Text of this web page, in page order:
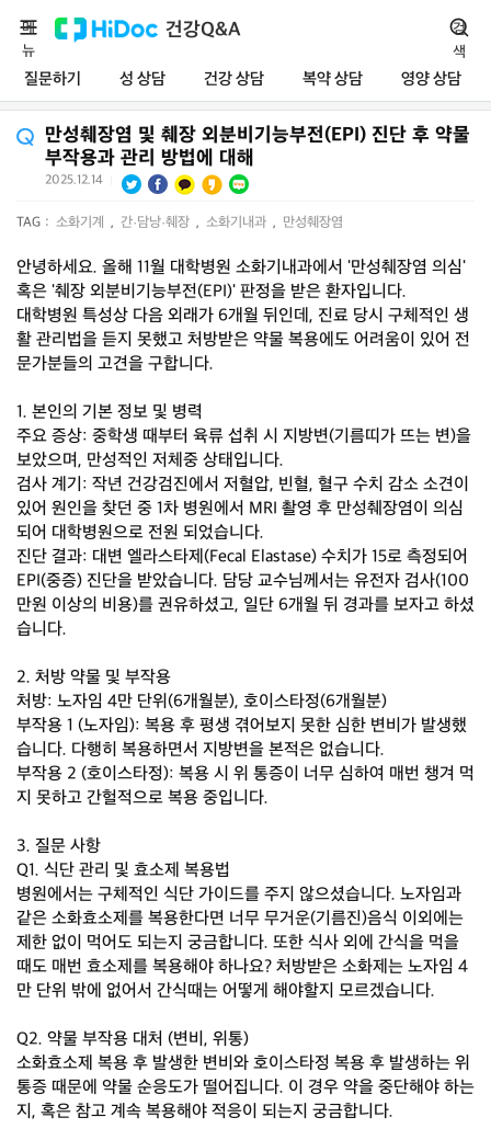
건강Q&A
질문하기 성 상담 건강 상담 복약 상담 영양 상담
메
뉴
검
색
만성췌장염 및 췌장 외분비기능부전(EPI) 진단 후 약물
부작용과 관리 방법에 대해
2025.12.14
TAG : 소화기계 , 간·담낭·췌장 , 소화기내과 , 만성췌장염
안녕하세요. 올해 11월 대학병원 소화기내과에서 '만성췌장염 의심'
혹은 '췌장 외분비기능부전(EPI)' 판정을 받은 환자입니다.
대학병원 특성상 다음 외래가 6개월 뒤인데, 진료 당시 구체적인 생
활 관리법을 듣지 못했고 처방받은 약물 복용에도 어려움이 있어 전
문가분들의 고견을 구합니다.
1. 본인의 기본 정보 및 병력
주요 증상: 중학생 때부터 육류 섭취 시 지방변(기름띠가 뜨는 변)을
보았으며, 만성적인 저체중 상태입니다.
검사 계기: 작년 건강검진에서 저혈압, 빈혈, 혈구 수치 감소 소견이
있어 원인을 찾던 중 1차 병원에서 MRI 촬영 후 만성췌장염이 의심
되어 대학병원으로 전원 되었습니다.
진단 결과: 대변 엘라스타제(Fecal Elastase) 수치가 15로 측정되어
EPI(중증) 진단을 받았습니다. 담당 교수님께서는 유전자 검사(100
만원 이상의 비용)를 권유하셨고, 일단 6개월 뒤 경과를 보자고 하셨
습니다.
2. 처방 약물 및 부작용
처방: 노자임 4만 단위(6개월분), 호이스타정(6개월분)
부작용 1 (노자임): 복용 후 평생 겪어보지 못한 심한 변비가 발생했
습니다. 다행히 복용하면서 지방변을 본적은 없습니다.
부작용 2 (호이스타정): 복용 시 위 통증이 너무 심하여 매번 챙겨 먹
지 못하고 간헐적으로 복용 중입니다.
3. 질문 사항
Q1. 식단 관리 및 효소제 복용법
병원에서는 구체적인 식단 가이드를 주지 않으셨습니다. 노자임과
같은 소화효소제를 복용한다면 너무 무거운(기름진)음식 이외에는
제한 없이 먹어도 되는지 궁금합니다. 또한 식사 외에 간식을 먹을
때도 매번 효소제를 복용해야 하나요? 처방받은 소화제는 노자임 4
만 단위 밖에 없어서 간식때는 어떻게 해야할지 모르겠습니다.
Q2. 약물 부작용 대처 (변비, 위통)
소화효소제 복용 후 발생한 변비와 호이스타정 복용 후 발생하는 위
통증 때문에 약물 순응도가 떨어집니다. 이 경우 약을 중단해야 하는
지, 혹은 참고 계속 복용해야 적응이 되는지 궁금합니다.